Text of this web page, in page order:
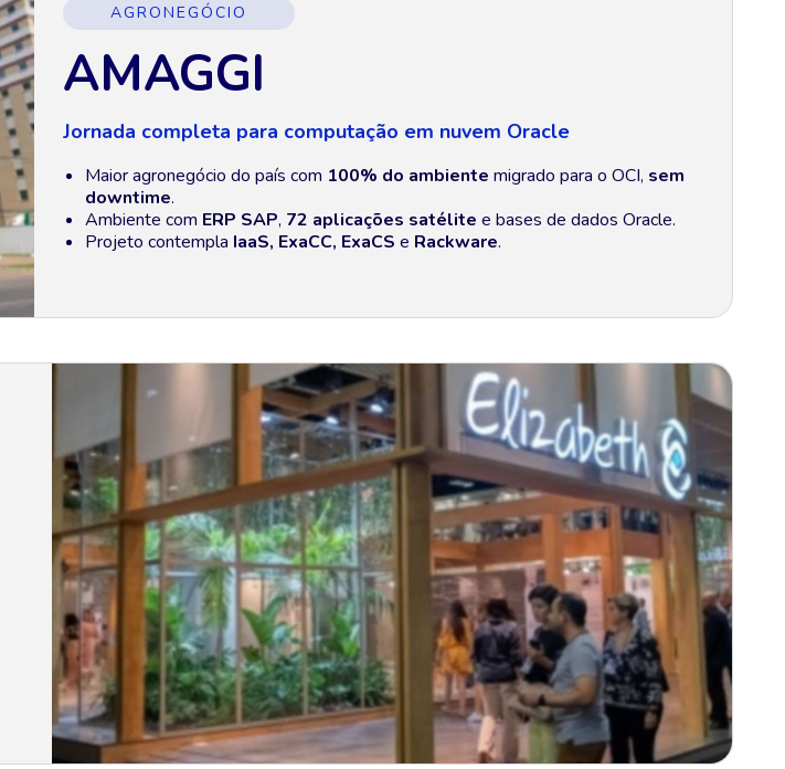
AGRONEGÓCIO
AMAGGI
Jornada completa para computação em nuvem Oracle
Maior agronegócio do país com 100% do ambiente migrado para o OCI, sem
downtime.
Ambiente com ERP SAP, 72 aplicações satélite e bases de dados Oracle.
Projeto contempla IaaS, ExaCC, ExaCS e Rackware.